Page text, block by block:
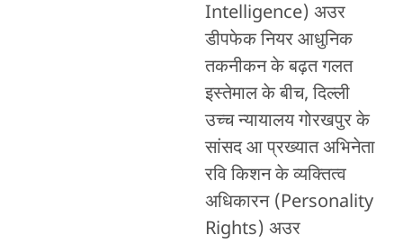
Intelligence) अउर
डीपफेक नियर आधुनिक
तकनीकन के बढ़त गलत
इस्तेमाल के बीच, दिल्ली
उच्च न्यायालय गोरखपुर के
सांसद आ प्रख्यात अभिनेता
रवि किशन के व्यक्तित्व
अधिकारन (Personality
Rights) अउर